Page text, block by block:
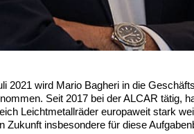
2021 wird Mario Bagheri in die
Seit 2017 bei der ALCAR tätig,
Leichtmetallräder europaweit stark
Zukunft insbesondere für diese